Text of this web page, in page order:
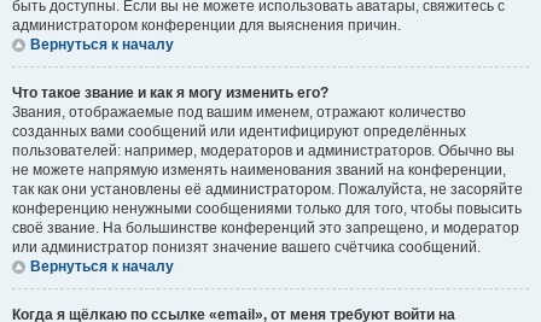
быть доступны. Если вы не можете использовать аватары, свяжитесь с
администратором конференции для выяснения причин.
Вернуться к началу
Что такое звание и как я могу изменить его?
Звания, отображаемые под вашим именем, отражают количество
созданных вами сообщений или идентифицируют определённых
пользователей: например, модераторов и администраторов. Обычно вы
не можете напрямую изменять наименования званий на конференции,
так как они установлены её администратором. Пожалуйста, не засоряйте
конференцию ненужными сообщениями только для того, чтобы повысить
своё звание. На большинстве конференций это запрещено, и модератор
или администратор понизят значение вашего счётчика сообщений.
Вернуться к началу
Когда я щёлкаю по ссылке «email», от меня требуют войти на